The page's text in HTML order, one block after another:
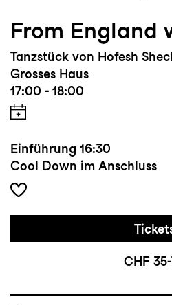
From England
Tanzstück von Hofesh
Grosses Haus
17:00 - 18:00
Einführung 16:30
Cool Down im Anschluss
CHF